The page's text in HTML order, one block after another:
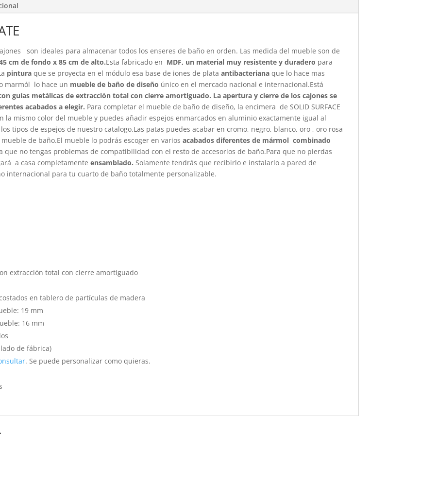
son ideales para almacenar todos los enseres de baño en orden. Las medida del mueble son de
cm de fondo x 85 cm de alto.Esta fabricado en MDF, un material muy resistente y duradero para
pinturaque se proyecta en el módulo esa base de iones de plataantibacterianaque lo hace mas
marmól lo hace un mueble de baño de diseño único en el mercado nacional e internacional.Está
guías metálicas de extracción total con cierre amortiguado. La apertura y cierre de los cajones se
acabados a elegir. Para completar el mueble de baño de diseño, la encimera de SOLID SURFACE
la mismo color del mueble y puedes añadir espejos enmarcados en aluminio exactamente igual al
tipos de espejos de nuestro catalogo.Las patas puedes acabar en cromo, negro, blanco, oro , oro rosa
de baño.El mueble lo podrás escoger en varios acabados diferentes de mármol combinado
que no tengas problemas de compatibilidad con el resto de accesorios de baño.Para que no pierdas
a casa completamenteensamblado. Solamente tendrás que recibirlo e instalarlo a pared de
internacional para tu cuarto de baño totalmente personalizable.
extracción total con cierre amortiguado
en tablero de partículas de madera
19 mm
16 mm
de fábrica)
. Se puede personalizar como quieras.